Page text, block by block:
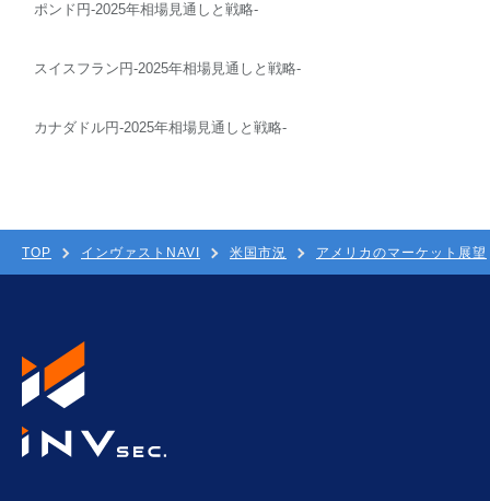
ポンド円-2025年相場見通しと戦略-
スイスフラン円-2025年相場見通しと戦略-
カナダドル円-2025年相場見通しと戦略-
TOP インヴァストNAVI 米国市況 アメリカのマーケット展望